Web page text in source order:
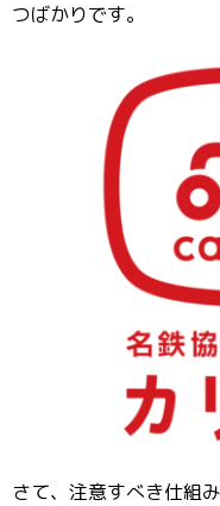
つばかりです。
さて、注意すべき仕組